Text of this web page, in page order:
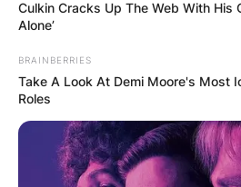
Culkin Cracks Up The Web With His
Alone’
BRAINBERRIES
Take A Look At Demi Moore's Most
Roles